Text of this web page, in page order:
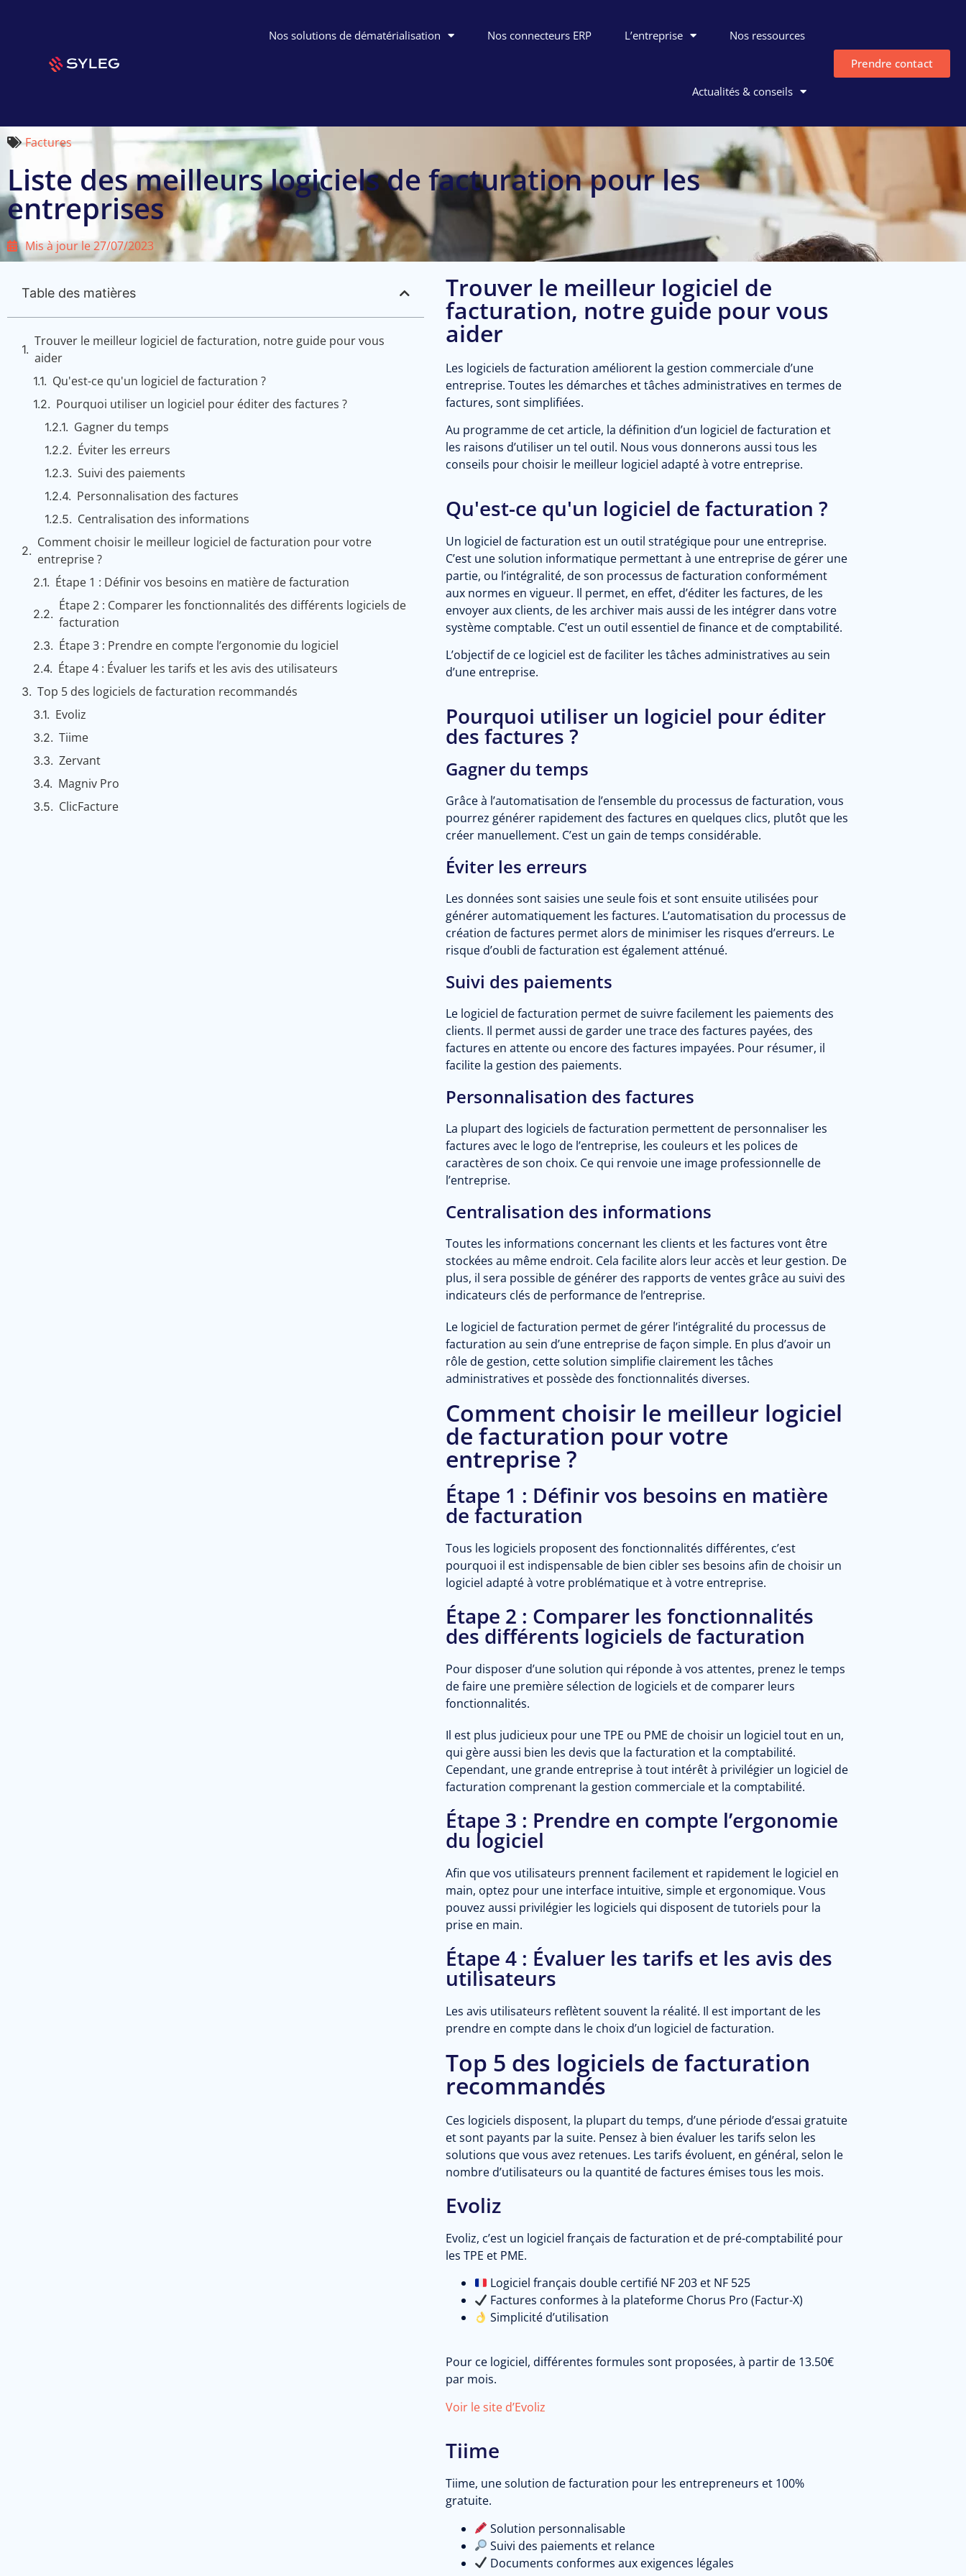
Nos solutions de dématérialisation Nos connecteurs ERP L’entreprise Nos ressources
Actualités & conseils
Prendre contact
Factures
Liste des meilleurs logiciels de facturation pour les
entreprises
Mis à jour le27/07/2023
Table des matières
Trouver le meilleur logiciel de facturation, notre guide pour vous
aider
Qu'est-ce qu'un logiciel de facturation ?
Pourquoi utiliser un logiciel pour éditer des factures ?
Gagner du temps
Éviter les erreurs
Suivi des paiements
Personnalisation des factures
Centralisation des informations
Comment choisir le meilleur logiciel de facturation pour votre
entreprise ?
Étape 1 : Définir vos besoins en matière de facturation
Étape 2 : Comparer les fonctionnalités des différents logiciels de
facturation
Étape 3 : Prendre en compte l’ergonomie du logiciel
Étape 4 : Évaluer les tarifs et les avis des utilisateurs
Top 5 des logiciels de facturation recommandés
Evoliz
Tiime
Zervant
Magniv Pro
ClicFacture
Trouver le meilleur logiciel de
facturation, notre guide pour vous
aider
Les logiciels de facturation améliorent la gestion commerciale d’une
entreprise. Toutes les démarches et tâches administratives en termes de
factures, sont simplifiées.
Au programme de cet article, la définition d’un logiciel de facturation et
les raisons d’utiliser un tel outil. Nous vous donnerons aussi tous les
conseils pour choisir le meilleur logiciel adapté à votre entreprise.
Qu'est-ce qu'un logiciel de facturation ?
Un logiciel de facturation est un outil stratégique pour une entreprise.
C’est une solution informatique permettant à une entreprise de gérer une
partie, ou l’intégralité, de son processus de facturation conformément
aux normes en vigueur. Il permet, en effet, d’éditer les factures, de les
envoyer aux clients, de les archiver mais aussi de les intégrer dans votre
système comptable. C’est un outil essentiel de finance et de comptabilité.
L’objectif de ce logiciel est de faciliter les tâches administratives au sein
d’une entreprise.
Pourquoi utiliser un logiciel pour éditer
des factures ?
Gagner du temps
Grâce à l’automatisation de l’ensemble du processus de facturation, vous
pourrez générer rapidement des factures en quelques clics, plutôt que les
créer manuellement. C’est un gain de temps considérable.
Éviter les erreurs
Les données sont saisies une seule fois et sont ensuite utilisées pour
générer automatiquement les factures. L’automatisation du processus de
création de factures permet alors de minimiser les risques d’erreurs. Le
risque d’oubli de facturation est également atténué.
Suivi des paiements
Le logiciel de facturation permet de suivre facilement les paiements des
clients. Il permet aussi de garder une trace des factures payées, des
factures en attente ou encore des factures impayées. Pour résumer, il
facilite la gestion des paiements.
Personnalisation des factures
La plupart des logiciels de facturation permettent de personnaliser les
factures avec le logo de l’entreprise, les couleurs et les polices de
caractères de son choix. Ce qui renvoie une image professionnelle de
l’entreprise.
Centralisation des informations
Toutes les informations concernant les clients et les factures vont être
stockées au même endroit. Cela facilite alors leur accès et leur gestion. De
plus, il sera possible de générer des rapports de ventes grâce au suivi des
indicateurs clés de performance de l’entreprise.
Le logiciel de facturation permet de gérer l’intégralité du processus de
facturation au sein d’une entreprise de façon simple. En plus d’avoir un
rôle de gestion, cette solution simplifie clairement les tâches
administratives et possède des fonctionnalités diverses.
Comment choisir le meilleur logiciel
de facturation pour votre
entreprise ?
Étape 1 : Définir vos besoins en matière
de facturation
Tous les logiciels proposent des fonctionnalités différentes, c’est
pourquoi il est indispensable de bien cibler ses besoins afin de choisir un
logiciel adapté à votre problématique et à votre entreprise.
Étape 2 : Comparer les fonctionnalités
des différents logiciels de facturation
Pour disposer d’une solution qui réponde à vos attentes, prenez le temps
de faire une première sélection de logiciels et de comparer leurs
fonctionnalités.
Il est plus judicieux pour une TPE ou PME de choisir un logiciel tout en un,
qui gère aussi bien les devis que la facturation et la comptabilité.
Cependant, une grande entreprise à tout intérêt à privilégier un logiciel de
facturation comprenant la gestion commerciale et la comptabilité.
Étape 3 : Prendre en compte l’ergonomie
du logiciel
Afin que vos utilisateurs prennent facilement et rapidement le logiciel en
main, optez pour une interface intuitive, simple et ergonomique. Vous
pouvez aussi privilégier les logiciels qui disposent de tutoriels pour la
prise en main.
Étape 4 : Évaluer les tarifs et les avis des
utilisateurs
Les avis utilisateurs reflètent souvent la réalité. Il est important de les
prendre en compte dans le choix d’un logiciel de facturation.
Top 5 des logiciels de facturation
recommandés
Ces logiciels disposent, la plupart du temps, d’une période d’essai gratuite
et sont payants par la suite. Pensez à bien évaluer les tarifs selon les
solutions que vous avez retenues. Les tarifs évoluent, en général, selon le
nombre d’utilisateurs ou la quantité de factures émises tous les mois.
Evoliz
Evoliz, c’est un logiciel français de facturation et de pré-comptabilité pour
les TPE et PME.
Logiciel français double certifié NF 203 et NF 525
Factures conformes à la plateforme Chorus Pro (Factur-X)
Simplicité d’utilisation
Pour ce logiciel, différentes formules sont proposées, à partir de 13.50€
par mois.
Voir le site d’Evoliz
Tiime
Tiime, une solution de facturation pour les entrepreneurs et 100%
gratuite.
Solution personnalisable
Suivi des paiements et relance
Documents conformes aux exigences légales